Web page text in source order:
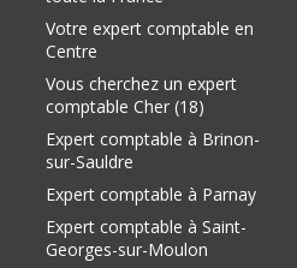
Votre expert comptable en
Centre
Vous cherchez un expert
comptable Cher (18)
Expert comptable à Brinon-
sur-Sauldre
Expert comptable à Parnay
Expert comptable à Saint-
Georges-sur-Moulon